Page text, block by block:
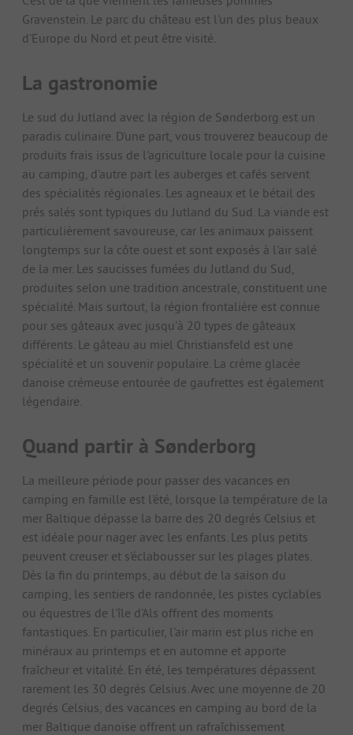
Gravenstein. Le parc du château est l'un des plus beaux
d'Europe du Nord et peut être visité.
La gastronomie
Le sud du Jutland avec la région de Sønderborg est un
paradis culinaire. D'une part, vous trouverez beaucoup de
produits frais issus de l'agriculture locale pour la cuisine
au camping, d'autre part les auberges et cafés servent
des spécialités régionales. Les agneaux et le bétail des
prés salés sont typiques du Jutland du Sud. La viande est
particulièrement savoureuse, car les animaux paissent
longtemps sur la côte ouest et sont exposés à l'air salé
de la mer. Les saucisses fumées du Jutland du Sud,
produites selon une tradition ancestrale, constituent une
spécialité. Mais surtout, la région frontalière est connue
pour ses gâteaux avec jusqu'à 20 types de gâteaux
différents. Le gâteau au miel Christiansfeld est une
spécialité et un souvenir populaire. La crème glacée
danoise crémeuse entourée de gaufrettes est également
légendaire.
Quand partir à Sønderborg
La meilleure période pour passer des vacances en
camping en famille est l'été, lorsque la température de la
mer Baltique dépasse la barre des 20 degrés Celsius et
est idéale pour nager avec les enfants. Les plus petits
peuvent creuser et s'éclabousser sur les plages plates.
Dès la fin du printemps, au début de la saison du
camping, les sentiers de randonnée, les pistes cyclables
ou équestres de l'île d'Als offrent des moments
fantastiques. En particulier, l'air marin est plus riche en
minéraux au printemps et en automne et apporte
fraîcheur et vitalité. En été, les températures dépassent
rarement les 30 degrés Celsius. Avec une moyenne de 20
degrés Celsius, des vacances en camping au bord de la
mer Baltique danoise offrent un rafraîchissement